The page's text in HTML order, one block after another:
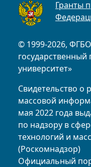
© 1999-2026,
государственный
университет»
Свидетельство о
массовой
мая 2022 года
по надзору в
технологий и
(Роскомнадзор)
Официальный
Гранты